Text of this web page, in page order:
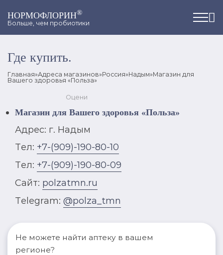
НОРМОФЛОРИН®
Больше, чем пробиотики
Где купить.
Главная»Адреса магазинов»Россия»Надым»Магазин для
Вашего здоровья «Польза»
Оцени
Магазин для Вашего здоровья «Польза»
Адрес: г. Надым
Тел: +7-(909)-190-80-10
Тел: +7-(909)-190-80-09
Сайт: polzatmn.ru
Telegram: @polza_tmn
Не можете найти аптеку в вашем
регионе?